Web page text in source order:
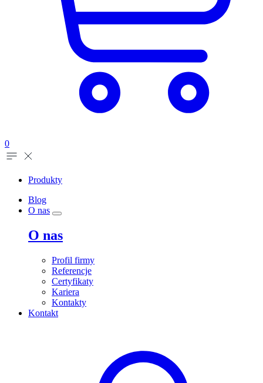
0
Produkty
Blog
O nas
O nas
Profil firmy
Referencje
Certyfikaty
Kariera
Kontakty
Kontakt